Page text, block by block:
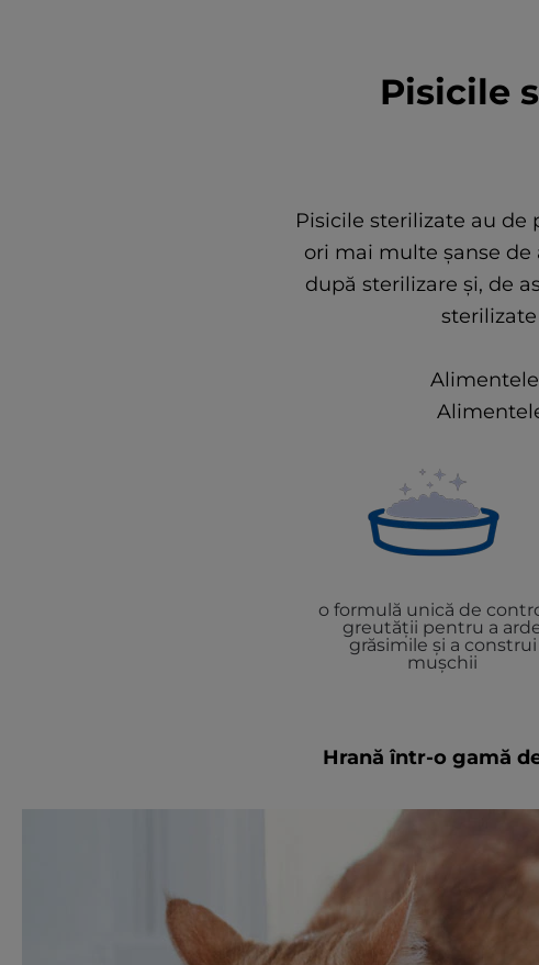
Pisicile
Pisicile sterilizate au de
ori mai multe șanse
după sterilizare și, de
o formulă unică de
greutății pentru a
grăsimile și a construi
mușchii
Hrană într-o gamă